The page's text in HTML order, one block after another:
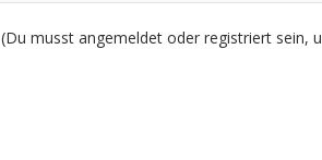
(Du musst angemeldet oder registriert sein,